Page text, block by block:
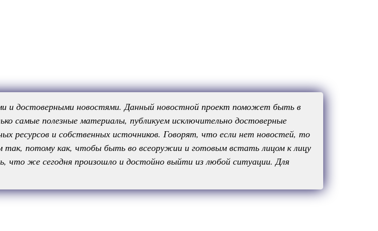
и достоверными новостями. Данный новостной проект поможет быть в
самые полезные материалы, публикуем исключительно достоверные
ресурсов и собственных источников. Говорят, что если нет новостей, то
потому как, чтобы быть во всеоружии и готовым встать лицом к лицу
что же сегодня произошло и достойно выйти из любой ситуации. Для